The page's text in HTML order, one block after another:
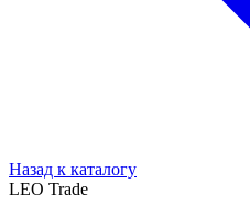
Назад к каталогу
LEO Trade